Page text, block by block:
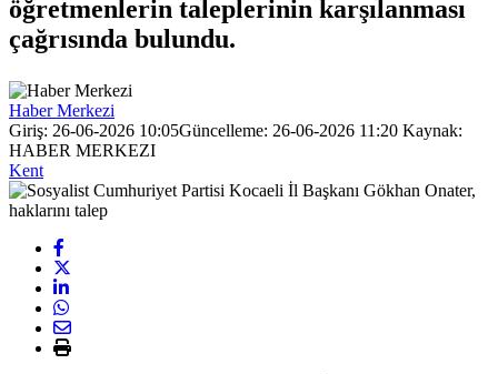
öğretmenlerin taleplerinin karşılanması
çağrısında bulundu.
Haber Merkezi
Giriş: 26-06-2026 10:05Güncelleme: 26-06-2026 11:20 Kaynak:
HABER MERKEZI
Kent